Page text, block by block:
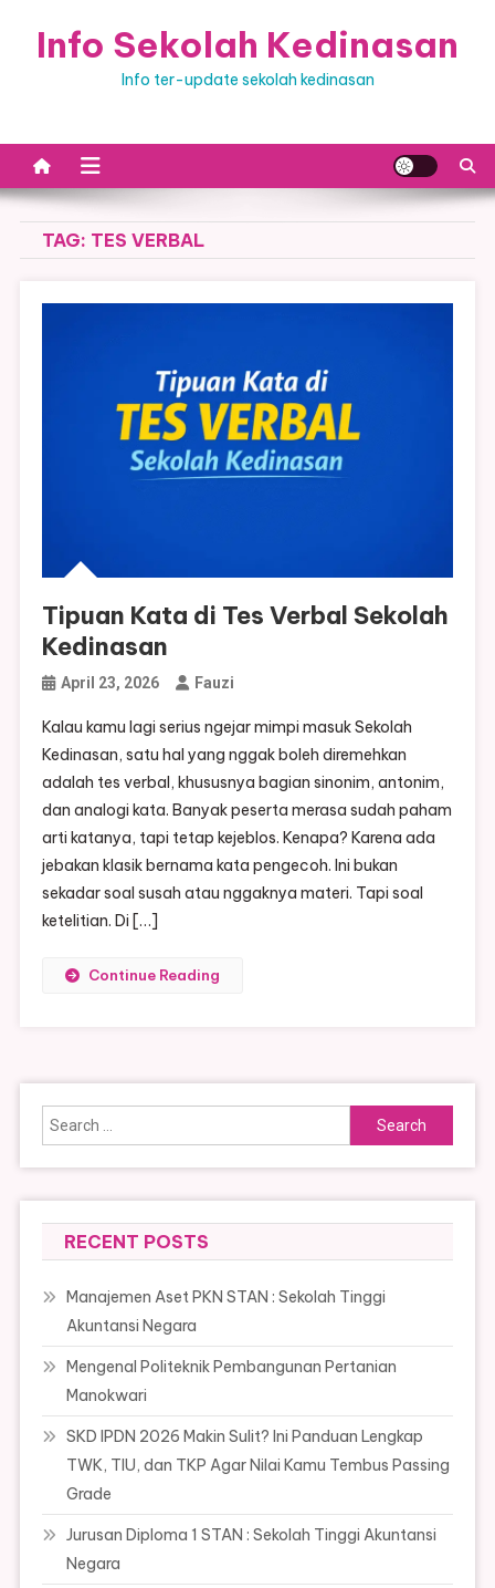
Info Sekolah Kedinasan
Info ter-update sekolah kedinasan
TAG: TES VERBAL
Tipuan Kata di Tes Verbal Sekolah
Kedinasan
April 23, 2026 Fauzi
Kalau kamu lagi serius ngejar mimpi masuk Sekolah
Kedinasan, satu hal yang nggak boleh diremehkan
adalah tes verbal, khususnya bagian sinonim, antonim,
dan analogi kata. Banyak peserta merasa sudah paham
arti katanya, tapi tetap kejeblos. Kenapa? Karena ada
jebakan klasik bernama kata pengecoh. Ini bukan
sekadar soal susah atau nggaknya materi. Tapi soal
ketelitian. Di […]
Continue Reading
Search
for:
RECENT POSTS
Manajemen Aset PKN STAN : Sekolah Tinggi
Akuntansi Negara
Mengenal Politeknik Pembangunan Pertanian
Manokwari
SKD IPDN 2026 Makin Sulit? Ini Panduan Lengkap
TWK, TIU, dan TKP Agar Nilai Kamu Tembus Passing
Grade
Jurusan Diploma 1 STAN : Sekolah Tinggi Akuntansi
Negara